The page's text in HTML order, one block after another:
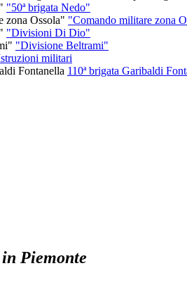
"50ª brigata Nedo"
"Comando militare zona
"Divisioni Di Dio"
"Divisione Beltrami"
militari
110ª brigata Garibaldi
Piemonte